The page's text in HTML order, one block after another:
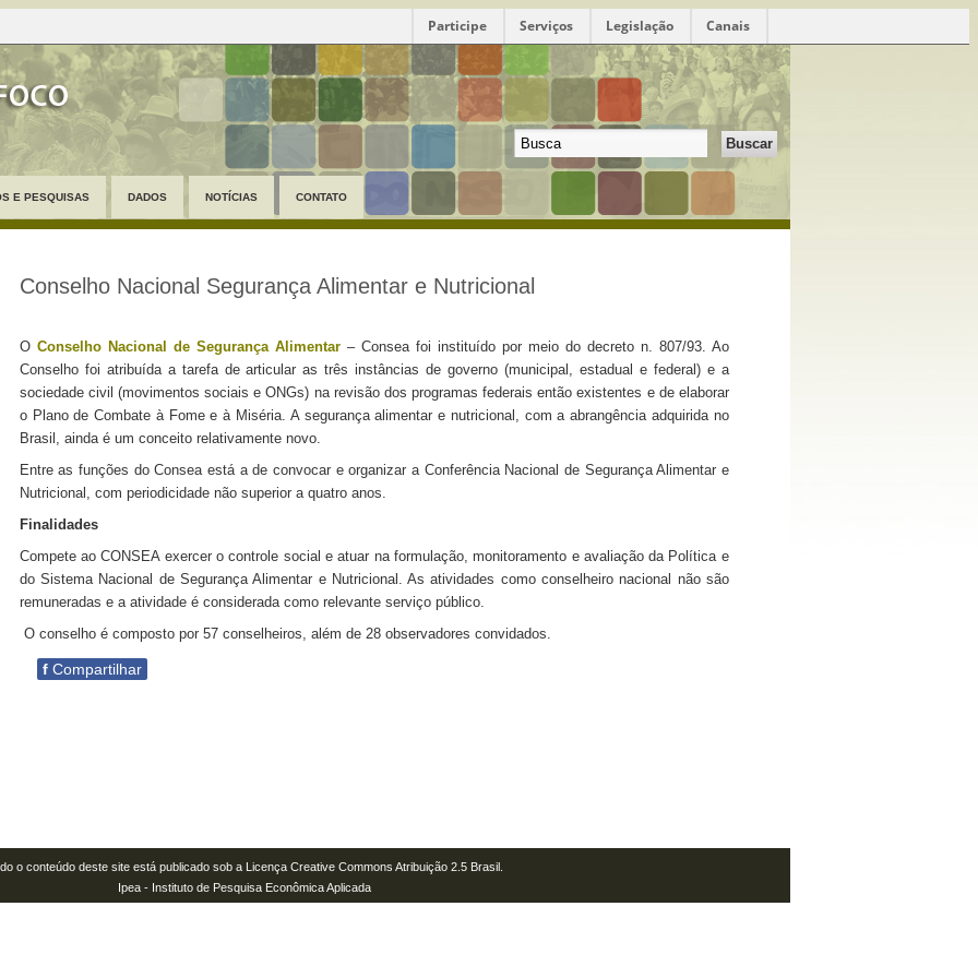
Participe Serviços Legislação Canais
E PESQUISAS DADOS NOTÍCIAS CONTATO
Conselho Nacional Segurança Alimentar e Nutricional
O Conselho Nacional de Segurança Alimentar– Consea foi instituído por meio do decreto n. 807/93. Ao
Conselho foi atribuída a tarefa de articular as três instâncias de governo (municipal, estadual e federal) e a
sociedade civil (movimentos sociais e ONGs) na revisão dos programas federais então existentes e de elaborar
o Plano de Combate à Fome e à Miséria. A segurança alimentar e nutricional, com a abrangência adquirida no
Brasil, ainda é um conceito relativamente novo.
Entre as funções do Consea está a de convocar e organizar a Conferência Nacional de Segurança Alimentar e
Nutricional, com periodicidade não superior a quatro anos.
Finalidades
Compete ao CONSEA exercer o controle social e atuar na formulação, monitoramento e avaliação da Política e
do Sistema Nacional de Segurança Alimentar e Nutricional. As atividades como conselheiro nacional não são
remuneradas e a atividade é considerada como relevante serviço público.
O conselho é composto por 57 conselheiros, além de 28 observadores convidados.
f Compartilhar
o conteúdo deste site está publicado sob a Licença Creative Commons Atribuição 2.5 Brasil.
Ipea - Instituto de Pesquisa Econômica Aplicada